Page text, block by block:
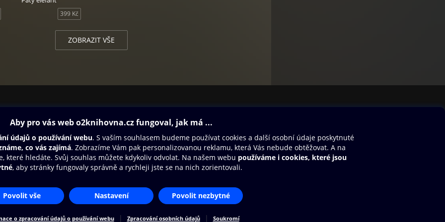
obsahuje další fantasy příběh ze série Úžasná Zeměplocha od
399 Kč
ZOBRAZIT VŠE
Oneplay Originály
Sport
Přístupnost Zásady zpracování osobních údajů Cookies Nastavení cookies